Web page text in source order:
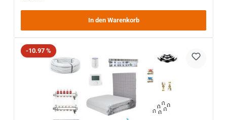
In den Warenkorb
Rabatt
-10.97 %